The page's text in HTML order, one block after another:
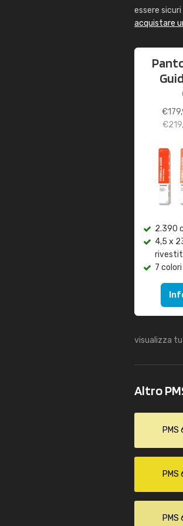
essere
acquistare
€
€
2.390
4,5 x
7
visualizza
Altro
PMS
PMS
PMS